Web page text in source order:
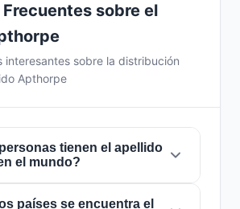
sobre el
interesantes sobre la distribución
Apthorpe
tienen el apellido
el mundo?
hay aproximadamente436
países se encuentra el